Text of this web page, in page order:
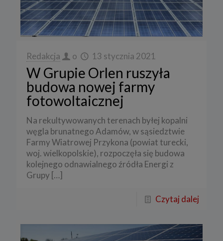
Redakcja o 13 stycznia 2021
W Grupie Orlen ruszyła
budowa nowej farmy
fotowoltaicznej
Na rekultywowanych terenach byłej kopalni
węgla brunatnego Adamów, w sąsiedztwie
Farmy Wiatrowej Przykona (powiat turecki,
woj. wielkopolskie), rozpoczęła się budowa
kolejnego odnawialnego źródła Energi z
Grupy […]
Czytaj dalej